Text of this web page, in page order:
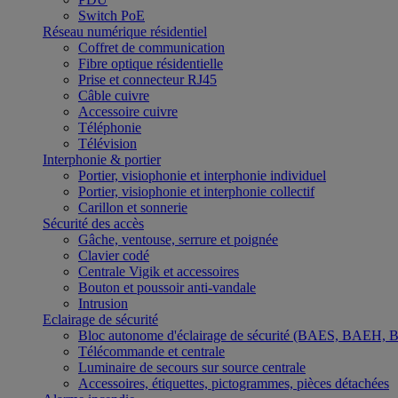
Switch PoE
Réseau numérique résidentiel
Coffret de communication
Fibre optique résidentielle
Prise et connecteur RJ45
Câble cuivre
Accessoire cuivre
Téléphonie
Télévision
Interphonie & portier
Portier, visiophonie et interphonie individuel
Portier, visiophonie et interphonie collectif
Carillon et sonnerie
Sécurité des accès
Gâche, ventouse, serrure et poignée
Clavier codé
Centrale Vigik et accessoires
Bouton et poussoir anti-vandale
Intrusion
Eclairage de sécurité
Bloc autonome d'éclairage de sécurité (BAES,
Télécommande et centrale
Luminaire de secours sur source centrale
Accessoires, étiquettes, pictogrammes, pièces détachées